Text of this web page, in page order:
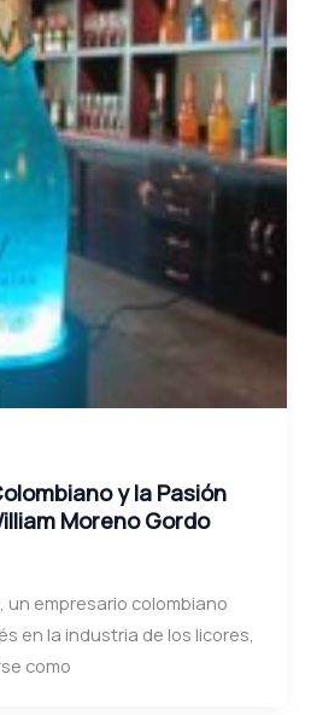
y la Pasión
Moreno Gordo
un empresario colombiano
en la industria de los licores,
como